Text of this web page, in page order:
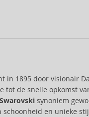
1895 door visionair
de snelle opkomst
Swarovskisynoniem
en unieke